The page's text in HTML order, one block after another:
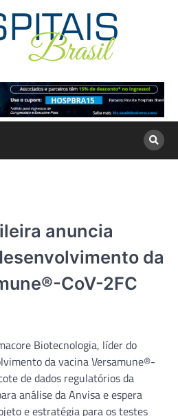
anuncia
da
CoV-2FC
Biotecnologia, líder do
da vacina Versamune®-
de dados regulatórios da
análise da Anvisa e espera
e estratégia para os testes